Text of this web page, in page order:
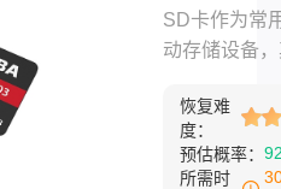
化SD卡后的
复指南，帮
程 sd卡格
怎么恢复数
以帮到你！
SD卡作为常
动存储设备
复性一直备
注。当SD卡
化后，很多
恢复难
度：
预估概率：
所需时